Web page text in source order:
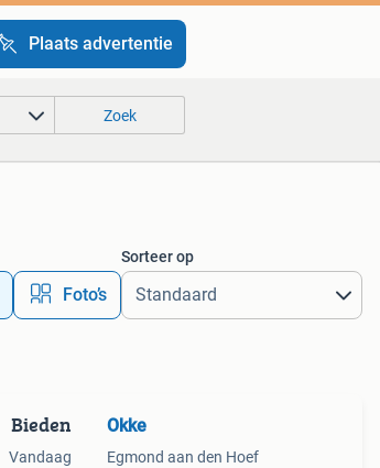
Plaats advertentie
Zoek
Foto’s
Sorteer op
Bieden
Vandaag
Okke
Egmond aan den Hoef